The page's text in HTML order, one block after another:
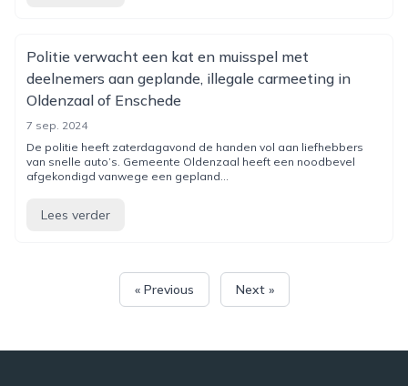
Politie verwacht een kat en muisspel met
deelnemers aan geplande, illegale carmeeting in
Oldenzaal of Enschede
7 sep. 2024
De politie heeft zaterdagavond de handen vol aan liefhebbers
van snelle auto’s. Gemeente Oldenzaal heeft een noodbevel
afgekondigd vanwege een gepland...
Lees verder
« Previous Next »